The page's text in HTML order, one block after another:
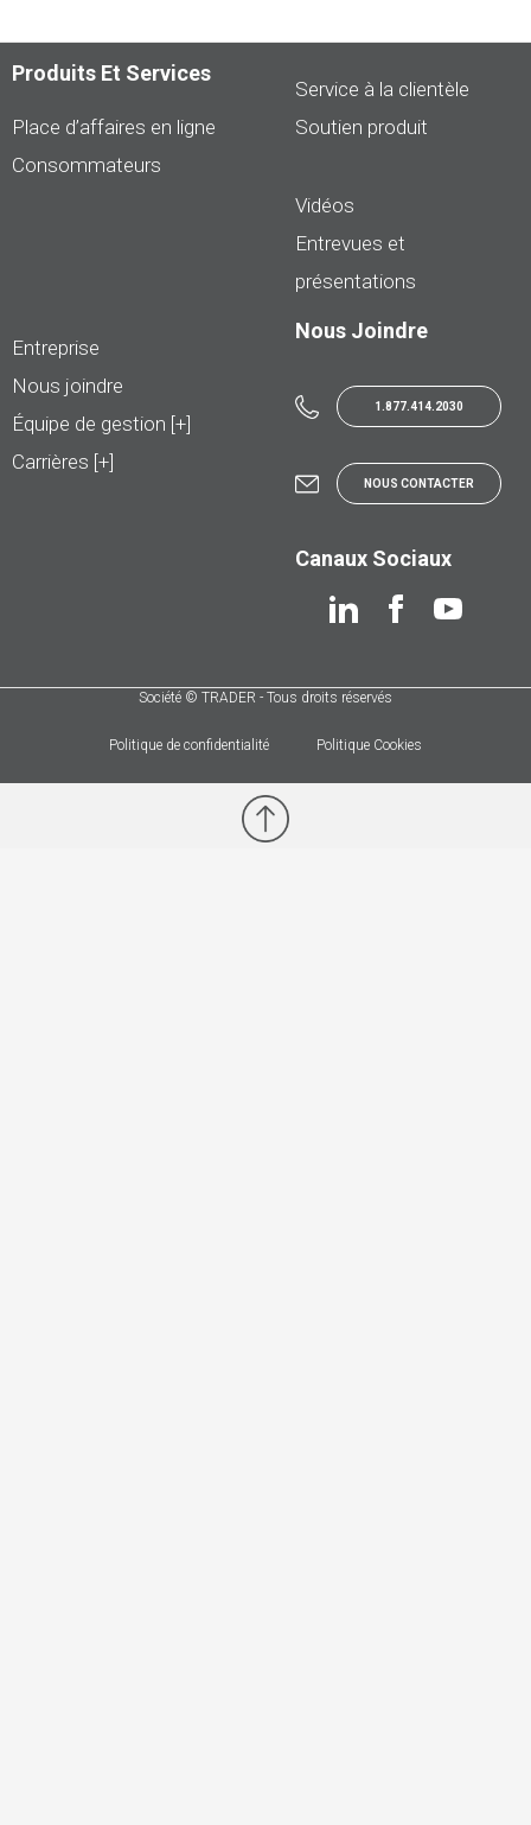
Produits Et Services
Place d’affaires en ligne
Consommateurs
Service à la clientèle
Soutien produit
Vidéos
Entrevues et
présentations
Entreprise
Nous joindre
Équipe de gestion [+]
Carrières [+]
Nous Joindre
1.877.414.2030
NOUS CONTACTER
Canaux Sociaux
Société © TRADER - Tous droits réservés
Politique de confidentialité Politique Cookies